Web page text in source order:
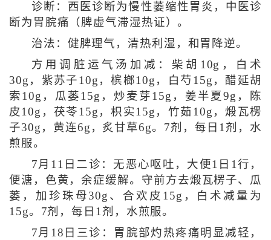
诊断：西医诊断为慢性萎缩性胃炎，中医诊
断为胃脘痛（脾虚气滞湿热证）。
治法：健脾理气，清热利湿，和胃降逆。
方用调脏运气汤加减：柴胡10g，白术
30g，紫苏子10g，槟榔10g，白芍15g，醋延胡
索10g，瓜蒌15g，炒麦芽15g，姜半夏9g，陈
皮10g，茯苓15g，枳实15g，竹茹10g，煅瓦楞
子30g，黄连6g，炙甘草6g。7剂，每日1剂，水
煎服。
7月11日二诊：无恶心呕吐，大便1日1行，
便溏，色黄，余症缓解。守前方去煅瓦楞子、瓜
蒌，加珍珠母30g、合欢皮15g，白术减量为
15g。7剂，每日1剂，水煎服。
7月18日三诊：胃脘部灼热疼痛明显减轻，